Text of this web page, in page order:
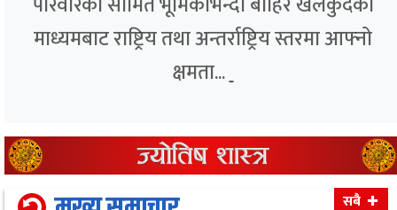
माध्यमबाट राष्ट्रिय तथा अन्तर्राष्ट्रिय स्तरमा आफ्नो
क्षमता...
सबै